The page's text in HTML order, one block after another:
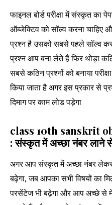
फाइनल बोर्ड परीक्षा में संस्कृत
ऑब्जेक्टिव को सॉल्व करना
प्रश्न है उसको सबसे पहले सॉल्व
प्रश्न आप बना लेते हैं फिर थोड़ा
सबसे कठिन प्रश्नों को बनाया
किया जाता है अगर इस प्रकार से
दिमाग पर काम लोड पड़ेगा
class 10th sanskrit
: संस्कृत में अच्छा नंबर लाने से
अगर आप संस्कृत में अच्छा नंबर
बढ़ेगा, जब आपका सभी विषयों का
परसेंटेज भी बढ़ेगा और आप अच्छे से